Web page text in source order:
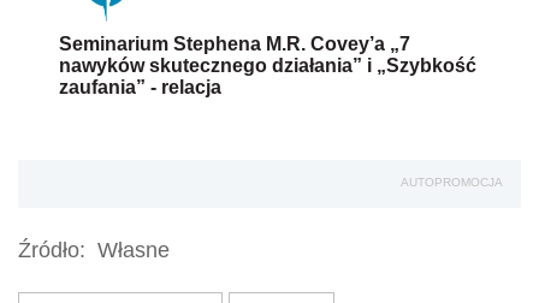
Seminarium Stephena M.R. Covey’a „7
nawyków skutecznego działania” i „Szybkość
zaufania” - relacja
AUTOPROMOCJA
Źródło: Własne